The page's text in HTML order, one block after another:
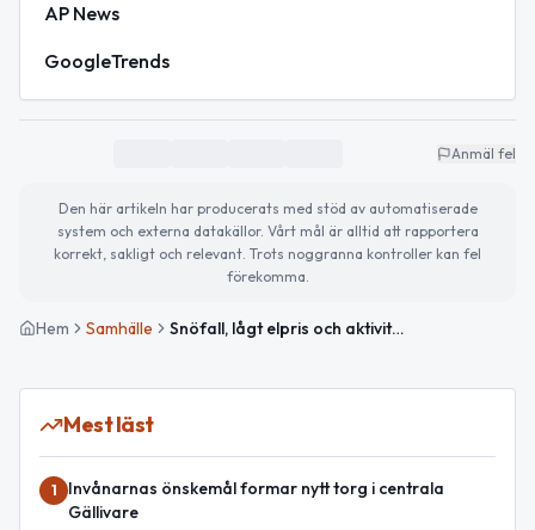
AP News
GoogleTrends
Anmäl fel
Den här artikeln har producerats med stöd av automatiserade
system och externa datakällor. Vårt mål är alltid att rapportera
korrekt, sakligt och relevant. Trots noggranna kontroller kan fel
förekomma.
Hem Samhälle Snöfall, lågt elpris och aktiviteter i fokus
Mest läst
1
Invånarnas önskemål formar nytt torg i centrala
Gällivare